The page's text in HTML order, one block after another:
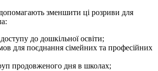
зменшити ці розриви для
до дошкільної освіти;
для поєднання сімейних та професійних
продовженого дня в школах;